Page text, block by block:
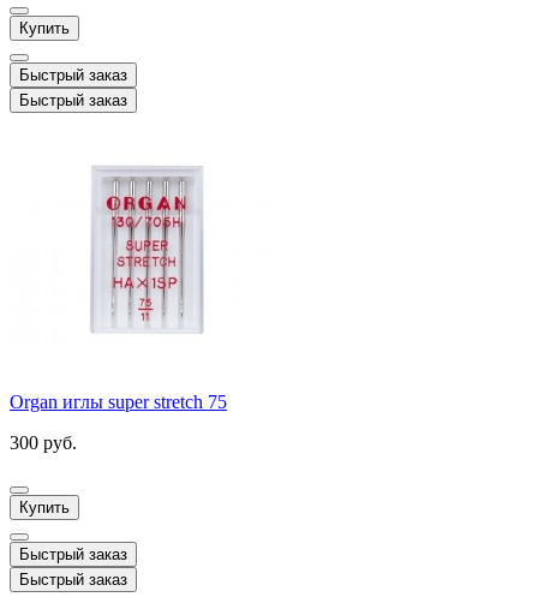
Купить
Быстрый заказ
Быстрый заказ
Organ иглы super stretch 75
300 руб.
Купить
Быстрый заказ
Быстрый заказ